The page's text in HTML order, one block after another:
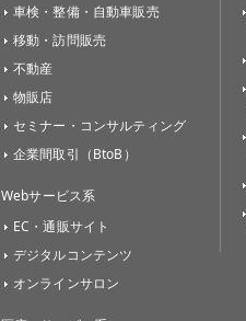
車検・整備・自動車販売
移動・訪問販売
不動産
物販店
セミナー・コンサルティング
企業間取引（BtoB）
Webサービス系
EC・通販サイト
デジタルコンテンツ
オンラインサロン